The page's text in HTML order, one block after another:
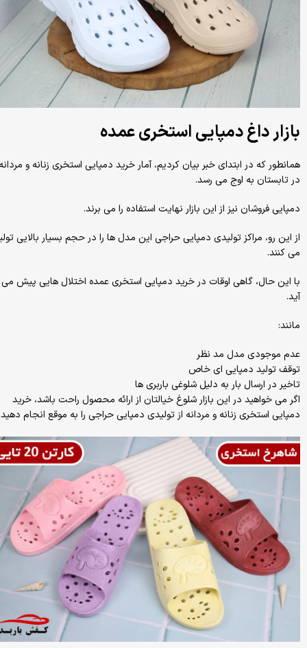
بازار داغ دمپایی استخری عمده
همانطور که در ابتدای خبر بیان کردیم، آمار خرید دمپایی استخری زنانه و
در تابستان به اوج می رسد.
دمپایی فروشان نیز از این بازار نهایت استفاده را می برند.
از این رو، مراکز تولیدی دمپایی حراجی این مدل ها را در حجم بسیار بالایی
می کنند.
با این حال، گاهی اوقات در خرید دمپایی استخری عمده اختلال هایی پیش می
آید.
مانند:
عدم موجودی مدل مد نظر
توقف تولید دمپایی ای خاص
تاخیر در ارسال بار به دلیل شلوغی باربری ها
اگر می خواهید در این بازار شلوغ خیالتان از ارائه محصول راحت باشد، خرید
دمپایی استخری زنانه و مردانه از تولیدی دمپایی حراجی را به موقع انجام